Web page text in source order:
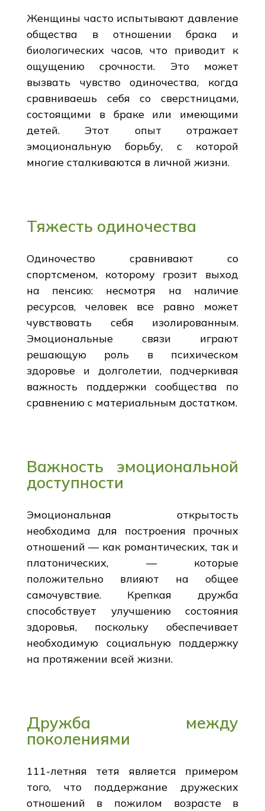
Женщины часто испытывают давление
общества в отношении брака и
биологических часов, что приводит к
ощущению срочности. Это может
вызвать чувство одиночества, когда
сравниваешь себя со сверстницами,
состоящими в браке или имеющими
детей. Этот опыт отражает
эмоциональную борьбу, с которой
многие сталкиваются в личной жизни.
Тяжесть одиночества
Одиночество сравнивают со
спортсменом, которому грозит выход
на пенсию: несмотря на наличие
ресурсов, человек все равно может
чувствовать себя изолированным.
Эмоциональные связи играют
решающую роль в психическом
здоровье и долголетии, подчеркивая
важность поддержки сообщества по
сравнению с материальным достатком.
Важность эмоциональной
доступности
Эмоциональная открытость
необходима для построения прочных
отношений — как романтических, так и
платонических, — которые
положительно влияют на общее
самочувствие. Крепкая дружба
способствует улучшению состояния
здоровья, поскольку обеспечивает
необходимую социальную поддержку
на протяжении всей жизни.
Дружба между
поколениями
111-летняя тетя является примером
того, что поддержание дружеских
отношений в пожилом возрасте в